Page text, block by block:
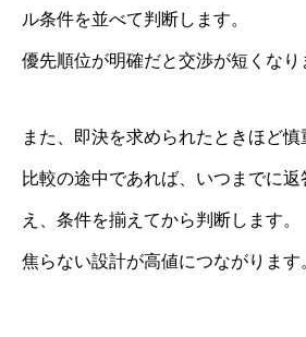
ル条件を並べて判断します。
優先順位が明確だと交渉が短くなり
また、即決を求められたときほど慎
比較の途中であれば、いつまでに
え、条件を揃えてから判断します。
焦らない設計が高値につながります